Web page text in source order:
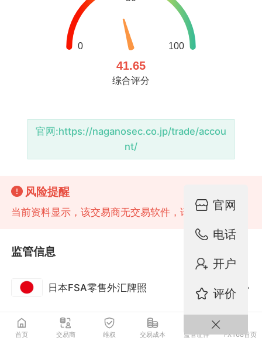
官网:https://naganosec.co.jp/trade/accou
nt/
风险提醒
当前资料显示，该交易商无交易软件，请注意风险!
监管信息
日本FSA零售外汇牌照 监管中
官网
电话
开户
评价
首页 交易商 维权 交易成本 监管证件 FX168首页